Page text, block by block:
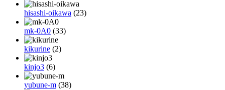
hisashi-oikawa (23)
mk-0A0 (33)
kikurine (2)
kinjo3 (6)
yubune-m (38)